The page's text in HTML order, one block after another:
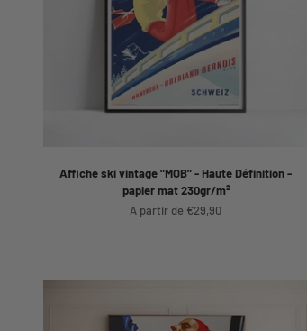
Affiche ski vintage "MOB" - Haute Définition -
papier mat 230gr/m²
Prix de vente
A partir de €29,90